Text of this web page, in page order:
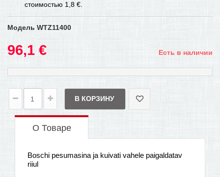
стоимостью 1,8 €
Модель WTZ11400
96,1 € Есть в наличии
В КОРЗИНУ
О Товаре
Boschi pesumasina ja kuivati vahele paigaldatav
riiul